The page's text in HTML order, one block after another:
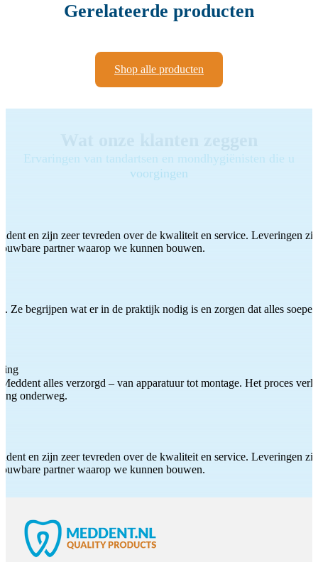
Gerelateerde producten
Shop alle producten
Ervaringen van tandartsen en mondhygiënisten die u
voorgingen
en zijn zeer tevreden over de kwaliteit en service. Leveringen
partner waarop we kunnen bouwen.
Ze begrijpen wat er in de praktijk nodig is en zorgen dat alles
alles verzorgd – van apparatuur tot montage. Het proces
onderweg.
en zijn zeer tevreden over de kwaliteit en service. Leveringen
partner waarop we kunnen bouwen.